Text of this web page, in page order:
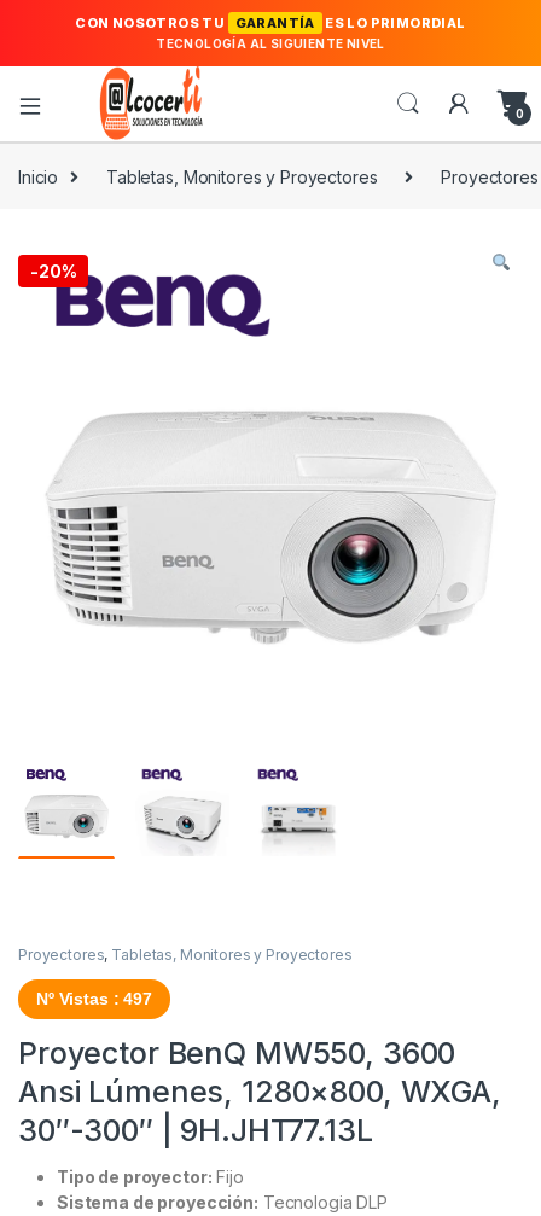
CON NOSOTROS TU GARANTÍA ES LO PRIMORDIAL
TECNOLOGÍA AL SIGUIENTE NIVEL
0
Inicio Tabletas, Monitores y Proyectores Proyectores
-20%
Proyectores, Tabletas, Monitores y Proyectores
Nº Vistas : 497
Proyector BenQ MW550, 3600
Ansi Lúmenes, 1280×800, WXGA,
30″-300″ | 9H.JHT77.13L
Tipo de proyector: Fijo
Sistema de proyección: Tecnologia DLP